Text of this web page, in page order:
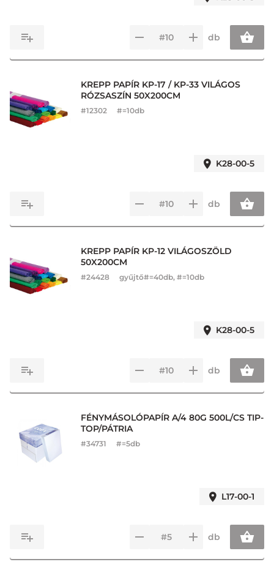
db
KREPP PAPÍR KP-17 / KP-33 VILÁGOS
RÓZSASZÍN 50X200CM
#12302 #=10db
K28-00-5
db
KREPP PAPÍR KP-12 VILÁGOSZÖLD
50X200CM
#24428 gyűjtő#=40db, #=10db
K28-00-5
db
FÉNYMÁSOLÓPAPÍR A/4 80G 500L/CS TIP-
TOP/PÁTRIA
#34731 #=5db
L17-00-1
db